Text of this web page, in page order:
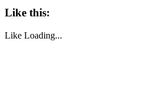
Like this:
Like Loading...